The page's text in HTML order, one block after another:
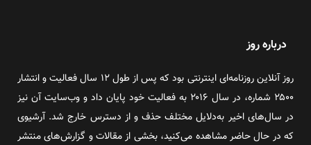
درباره روز
روز آنلاین روزنامه‌ای اینترنتی بود که پس از طول ۱۲ سال فعالیت و انتشار
۲۵۰۰ شماره، در سال ۲۰۱۶ به فعالیت خود پایان داد و وب‌سایت آن نیز
در سال‌های اخیر به‌دلایل مختلف حذف و از دسترس خارج شد. آرشیوی
که در حال حاضر مشاهده می‌کنید، بخشی از مقالات و گزارش‌های منتشر